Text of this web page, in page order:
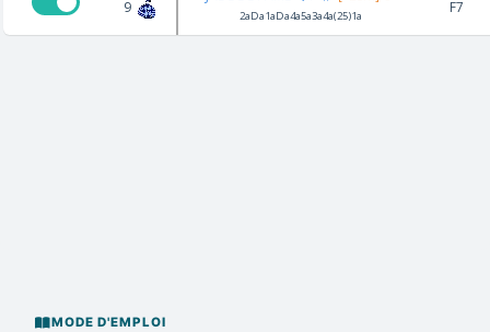
9 2aDa1aDa4a5a3a4a(25)1a F7
MODE D'EMPLOI